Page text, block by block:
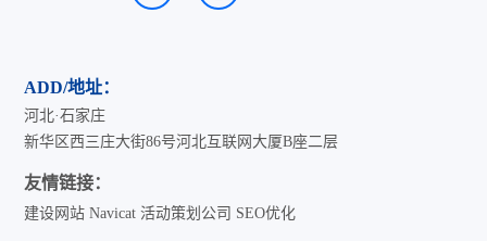
ADD/地址：
河北·石家庄
新华区西三庄大街86号河北互联网大厦B座二层
友情链接：
建设网站 Navicat 活动策划公司 SEO优化